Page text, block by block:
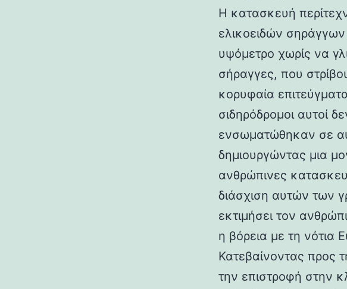
Η κατασκευή
ελικοειδών
υψόμετρο χωρίς να
σήραγγες, που
κορυφαία
σιδηρόδρομοι αυτοί
ενσωματώθηκαν σε
δημιουργώντας μια
ανθρώπινες
διάσχιση αυτών των
εκτιμήσει τον
η βόρεια με τη νότια
Κατεβαίνοντας προς
την επιστροφή στην